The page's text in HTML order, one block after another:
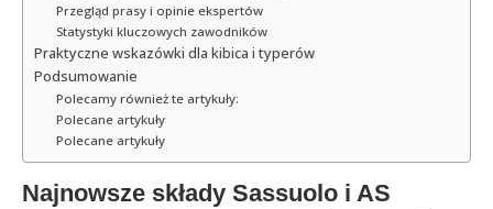
Przegląd prasy i opinie ekspertów
Statystyki kluczowych zawodników
Praktyczne wskazówki dla kibica i typerów
Podsumowanie
Polecamy również te artykuły:
Polecane artykuły
Polecane artykuły
Najnowsze składy Sassuolo i AS